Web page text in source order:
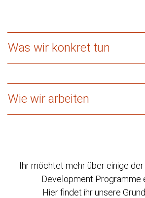
Was wir konkret tun
Wie wir arbeiten
Ihr möchtet mehr über einige
Development Programme
Hier findet ihr unsere